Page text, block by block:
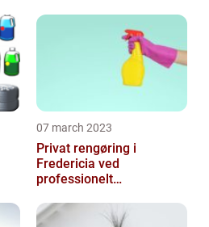
07 march 2023
Privat rengøring i
Fredericia ved
professionelt